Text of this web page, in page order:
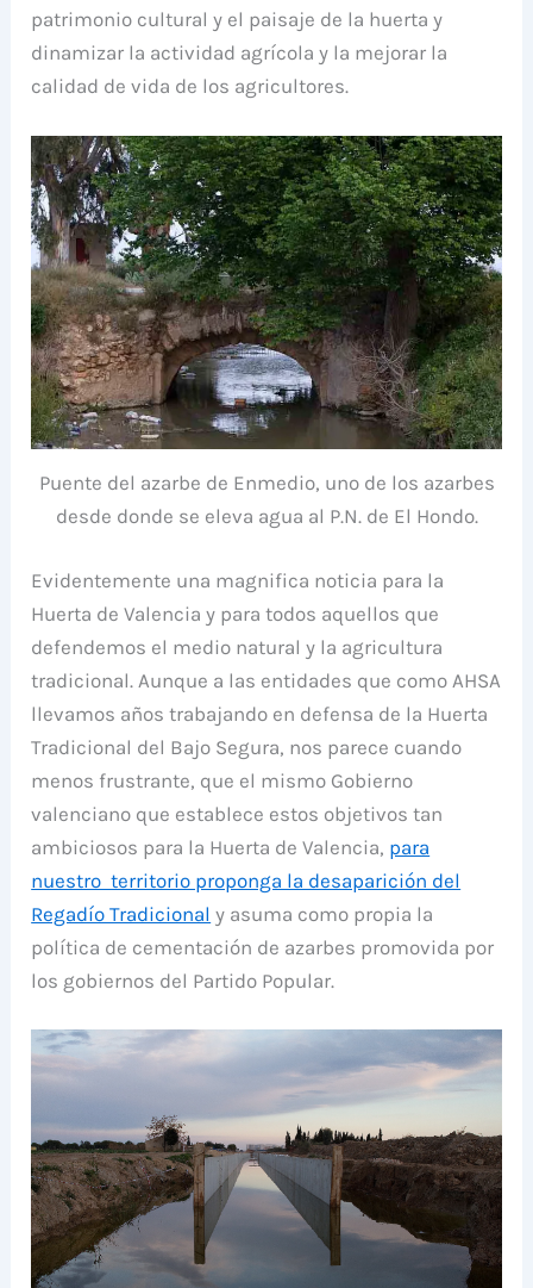
patrimonio cultural y el paisaje de la huerta y
dinamizar la actividad agrícola y la mejorar la
calidad de vida de los agricultores.
Puente del azarbe de Enmedio, uno de los azarbes
desde donde se eleva agua al P.N. de El Hondo.
Evidentemente una magnifica noticia para la
Huerta de Valencia y para todos aquellos que
defendemos el medio natural y la agricultura
tradicional. Aunque a las entidades que como AHSA
llevamos años trabajando en defensa de la Huerta
Tradicional del Bajo Segura, nos parece cuando
menos frustrante, que el mismo Gobierno
valenciano que establece estos objetivos tan
ambiciosos para la Huerta de Valencia, para
nuestro territorio proponga la desaparición del
Regadío Tradicional y asuma como propia la
política de cementación de azarbes promovida por
los gobiernos del Partido Popular.